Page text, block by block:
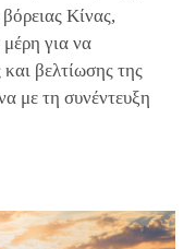
Κίνας,
για να
βελτίωσης της
με τη συνέντευξη